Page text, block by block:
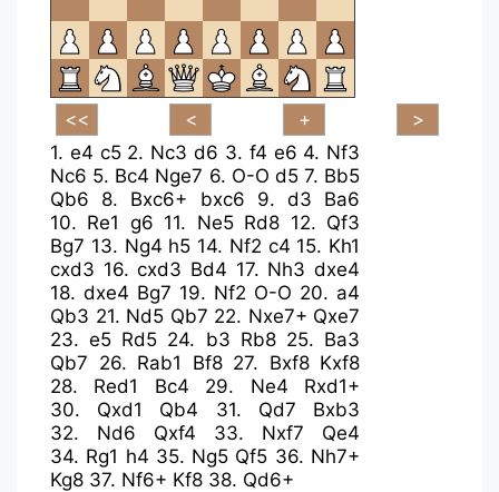
1. e4 c5 2. Nc3 d6 3. f4 e6 4. Nf3
Nc6 5. Bc4 Nge7 6. O-O d5 7. Bb5
Qb6
8. Bxc6+ bxc6 9. d3
Ba6
10. Re1 g6 11. Ne5 Rd8 12. Qf3
Bg7 13. Ng4 h5 14. Nf2 c4 15. Kh1
cxd3 16.cxd3 Bd4 17. Nh3 dxe4
18. dxe4 Bg7 19. Nf2 O-O 20. a4
Qb3 21. Nd5 Qb7 22. Nxe7+ Qxe7
23.e5 Rd5 24. b3 Rb8 25. Ba3
Qb7 26. Rab1 Bf8 27. Bxf8 Kxf8
28. Red1 Bc4 29. Ne4
Rxd1+
30. Qxd1 Qb4 31. Qd7
Bxb3
32. Nd6 Qxf4 33. Nxf7
Qe4
34. Rg1 h4 35. Ng5 Qf5 36. Nh7+
Kg8 37. Nf6+ Kf8 38. Qd6+